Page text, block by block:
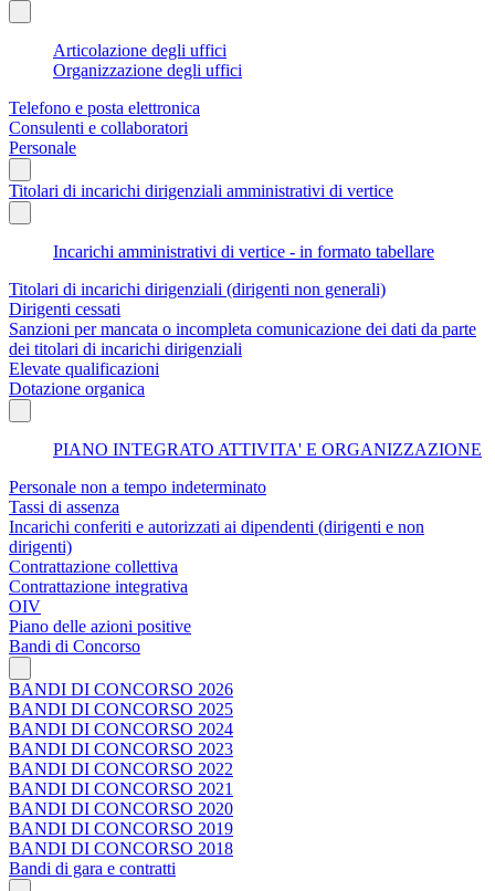
Articolazione degli uffici
Organizzazione degli uffici
Telefono e posta elettronica
Consulenti e collaboratori
Personale
Titolari di incarichi dirigenziali amministrativi di vertice
Incarichi amministrativi di vertice - in formato tabellare
Titolari di incarichi dirigenziali (dirigenti non generali)
Dirigenti cessati
Sanzioni per mancata o incompleta comunicazione dei dati da parte
dei titolari di incarichi dirigenziali
Elevate qualificazioni
Dotazione organica
PIANO INTEGRATO ATTIVITA' E ORGANIZZAZIONE
Personale non a tempo indeterminato
Tassi di assenza
Incarichi conferiti e autorizzati ai dipendenti (dirigenti e non
dirigenti)
Contrattazione collettiva
Contrattazione integrativa
OIV
Piano delle azioni positive
Bandi di Concorso
BANDI DI CONCORSO 2026
BANDI DI CONCORSO 2025
BANDI DI CONCORSO 2024
BANDI DI CONCORSO 2023
BANDI DI CONCORSO 2022
BANDI DI CONCORSO 2021
BANDI DI CONCORSO 2020
BANDI DI CONCORSO 2019
BANDI DI CONCORSO 2018
Bandi di gara e contratti